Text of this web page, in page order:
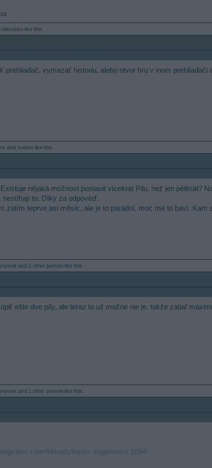
stevosko like this.
prehliadač, vymazať historiu, alebo otvor hru v inom
and Isaboo like this.
nějaká možnost postavit vícekrát Pilu, než jen pětkrát?
nestíhají to. Díky za odpověď.
zatím teprve asi měsíc, ale je to parádní, moc mě to baví. Kam
and 1 other person like this.
ešte dve píly, ale teraz to už možné nie je, takže zatiaľ
and 1 other person like this.
threads/levels-experience.1094/